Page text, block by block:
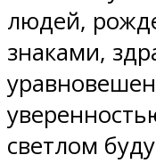
людей,
знаками,
светлом